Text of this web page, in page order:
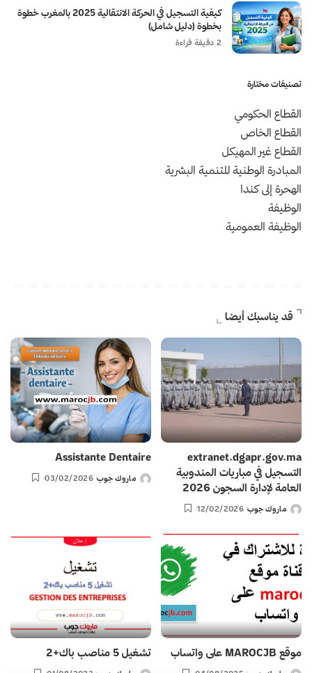
كيفية التسجيل في الحركة الانتقالية 2025 بالمغرب خطوة
بخطوة (دليل شامل)
2 دقيقة قراءة
تصنيفات مختارة
القطاع الحكومي
القطاع الخاص
القطاع غير المهيكل
المبادرة الوطنية للتنمية البشرية
الهحرة إلى كندا
الوظيفة
الوظيفة العمومية
قد يناسبك أيضا
extranet.dgapr.gov.ma
التسجيل في مباريات المندوبية
العامة لإدارة السجون 2026
Posted
ماروك جوب 12/02/2026
Assistante Dentaire
Posted
ماروك جوب 03/02/2026
موقع MAROCJB على واتساب تشغيل 5 مناصب باك+2